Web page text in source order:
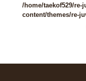
/home/taekof529/
content/themes/re-